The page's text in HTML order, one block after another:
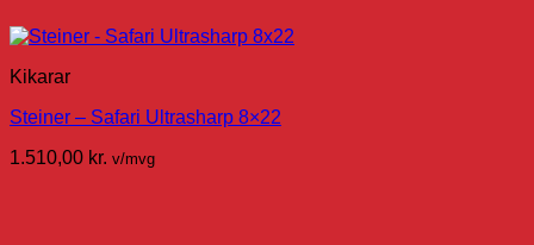
Kikarar
Steiner – Safari Ultrasharp 8×22
1.510,00 kr. v/mvg